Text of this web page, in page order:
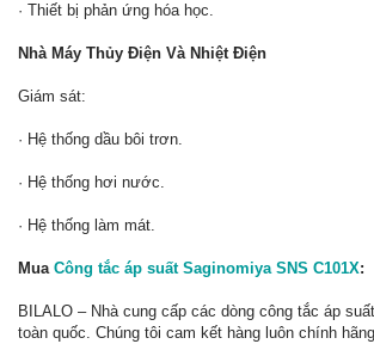
· Thiết bị phản ứng hóa học.
Nhà Máy Thủy Điện Và Nhiệt Điện
Giám sát:
· Hệ thống dầu bôi trơn.
· Hệ thống hơi nước.
· Hệ thống làm mát.
Mua Công tắc áp suất Saginomiya SNS C101X:
BILALO – Nhà cung cấp các dòng công tắc áp
toàn quốc. Chúng tôi cam kết hàng luôn chính